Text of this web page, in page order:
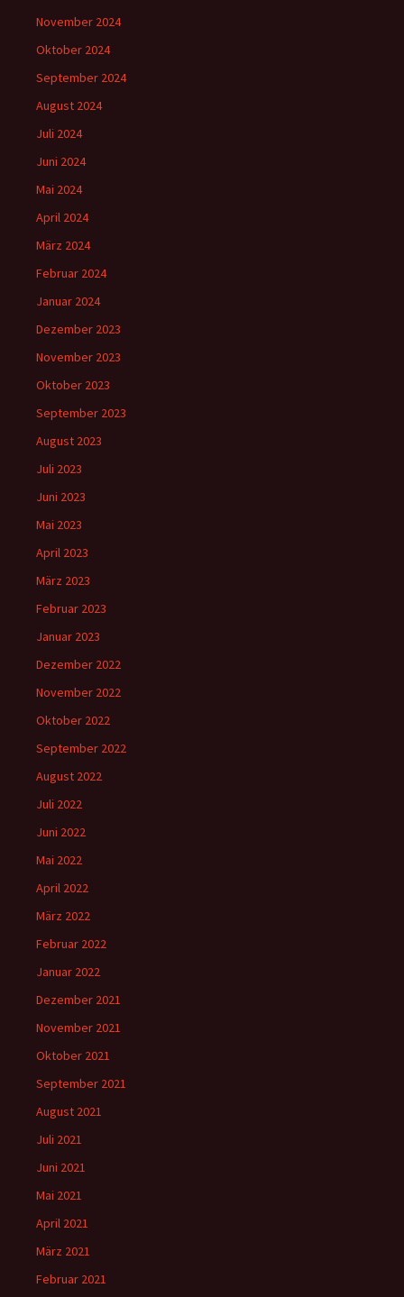
November 2024
Oktober 2024
September 2024
August 2024
Juli 2024
Juni 2024
Mai 2024
April 2024
März 2024
Februar 2024
Januar 2024
Dezember 2023
November 2023
Oktober 2023
September 2023
August 2023
Juli 2023
Juni 2023
Mai 2023
April 2023
März 2023
Februar 2023
Januar 2023
Dezember 2022
November 2022
Oktober 2022
September 2022
August 2022
Juli 2022
Juni 2022
Mai 2022
April 2022
März 2022
Februar 2022
Januar 2022
Dezember 2021
November 2021
Oktober 2021
September 2021
August 2021
Juli 2021
Juni 2021
Mai 2021
April 2021
März 2021
Februar 2021